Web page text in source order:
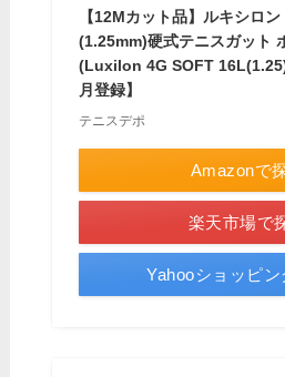
【12Mカット品】ルキシロ
(1.25mm)硬式テニスガット
(Luxilon 4G SOFT
月登録】
テニスデポ
Amazonで
楽天市場で
Yahooショッピン